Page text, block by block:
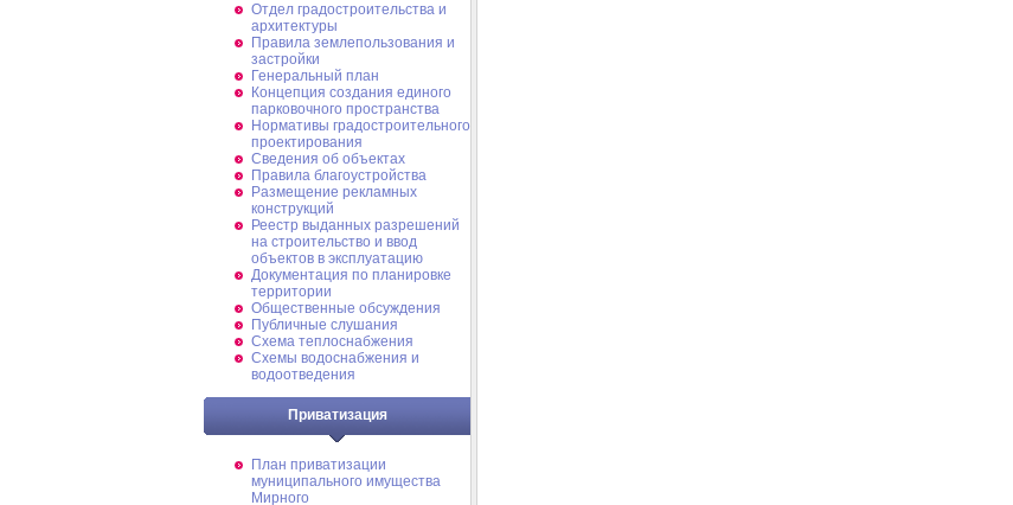
Отдел градостроительства и
архитектуры
Правила землепользования и
застройки
Генеральный план
Концепция создания единого
парковочного пространства
Нормативы градостроительного
проектирования
Сведения об объектах
Правила благоустройства
Размещение рекламных
конструкций
Реестр выданных разрешений
на строительство и ввод
объектов в эксплуатацию
Документация по планировке
территории
Общественные обсуждения
Публичные слушания
Схема теплоснабжения
Схемы водоснабжения и
водоотведения
Приватизация
План приватизации
муниципального имущества
Мирного